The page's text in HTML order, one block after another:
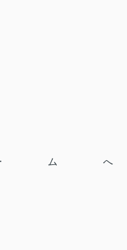
ムへ